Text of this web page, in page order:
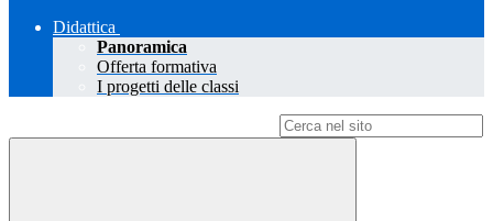
Didattica
Panoramica
Offerta formativa
I progetti delle classi